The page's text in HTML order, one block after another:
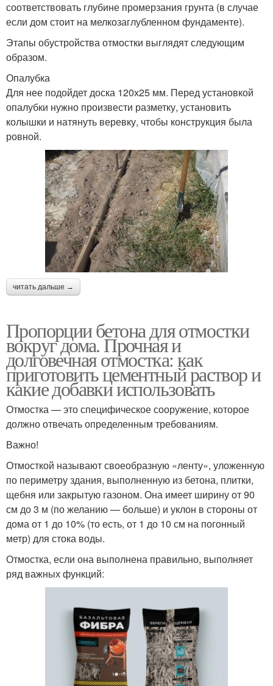
соответствовать глубине промерзания грунта (в случае
если дом стоит на мелкозаглубленном фундаменте).
Этапы обустройства отмостки выглядят следующим
образом.
Опалубка
Для нее подойдет доска 120х25 мм. Перед установкой
опалубки нужно произвести разметку, установить
колышки и натянуть веревку, чтобы конструкция была
ровной.
читать дальше →
Пропорции бетона для отмостки
вокруг дома. Прочная и
долговечная отмостка: как
приготовить цементный раствор и
какие добавки использовать
Отмостка — это специфическое сооружение, которое
должно отвечать определенным требованиям.
Важно!
Отмосткой называют своеобразную «ленту», уложенную
по периметру здания, выполненную из бетона, плитки,
щебня или закрытую газоном. Она имеет ширину от 90
см до 3 м (по желанию — больше) и уклон в стороны от
дома от 1 до 10% (то есть, от 1 до 10 см на погонный
метр) для стока воды.
Отмостка, если она выполнена правильно, выполняет
ряд важных функций: